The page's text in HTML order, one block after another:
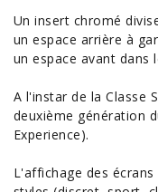
Un insert chromé
unespace arrière à
un espace avant dans
A l'instar de la Classe
deuxième génération
Experience).
L'affichage des